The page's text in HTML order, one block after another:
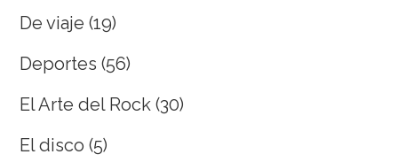
De viaje (19)
Deportes (56)
El Arte del Rock (30)
El disco (5)